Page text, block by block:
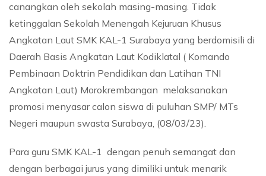
canangkan oleh sekolah masing-masing. Tidak
ketinggalan Sekolah Menengah Kejuruan Khusus
Angkatan Laut SMK KAL-1 Surabaya yang berdomisili di
Daerah Basis Angkatan Laut Kodiklatal ( Komando
Pembinaan Doktrin Pendidikan dan Latihan TNI
Angkatan Laut) Morokrembangan melaksanakan
promosi menyasar calon siswa di puluhan SMP/ MTs
Negeri maupun swasta Surabaya, (08/03/23).
Para guru SMK KAL-1 dengan penuh semangat dan
dengan berbagai jurus yang dimiliki untuk menarik